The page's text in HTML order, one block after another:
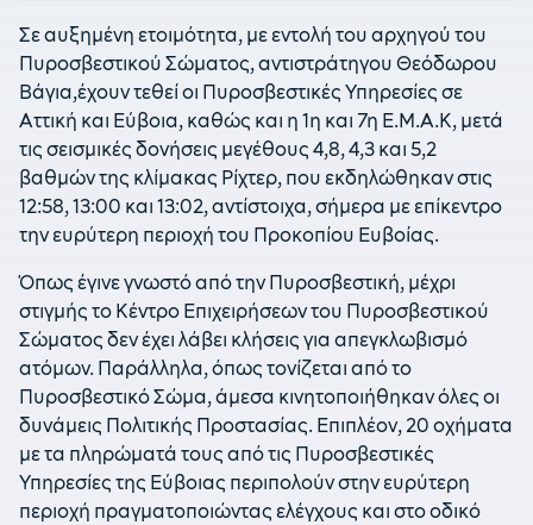
Σε αυξημένη ετοιμότητα, με εντολή του αρχηγού του
Πυροσβεστικού Σώματος, αντιστράτηγου Θεόδωρου
Βάγια,έχουν τεθεί οι Πυροσβεστικές Υπηρεσίες σε
Αττική και Εύβοια, καθώς και η 1η και 7η Ε.Μ.Α.Κ, μετά
τις σεισμικές δονήσεις μεγέθους 4,8, 4,3 και 5,2
βαθμών της κλίμακας Ρίχτερ, που εκδηλώθηκαν στις
12:58, 13:00 και 13:02, αντίστοιχα, σήμερα με επίκεντρο
την ευρύτερη περιοχή του Προκοπίου Ευβοίας.
Όπως έγινε γνωστό από την Πυροσβεστική, μέχρι
στιγμής το Κέντρο Επιχειρήσεων του Πυροσβεστικού
Σώματος δεν έχει λάβει κλήσεις για απεγκλωβισμό
ατόμων. Παράλληλα, όπως τονίζεται από το
Πυροσβεστικό Σώμα, άμεσα κινητοποιήθηκαν όλες οι
δυνάμεις Πολιτικής Προστασίας. Επιπλέον, 20 οχήματα
με τα πληρώματά τους από τις Πυροσβεστικές
Υπηρεσίες της Εύβοιας περιπολούν στην ευρύτερη
περιοχή πραγματοποιώντας ελέγχους και στο οδικό